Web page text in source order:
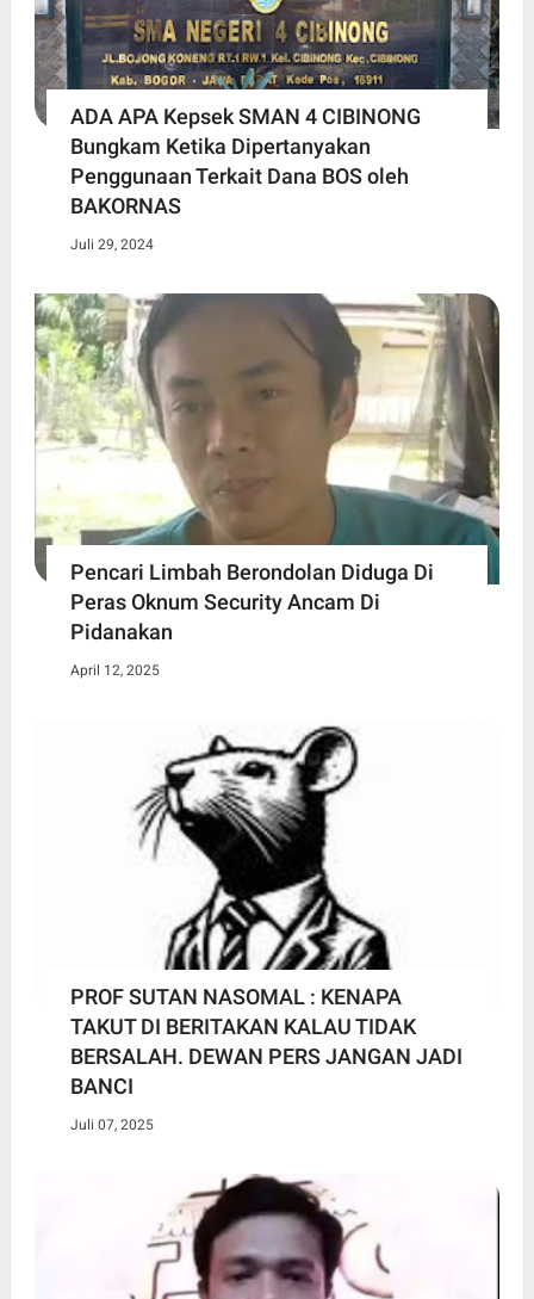
ADA APA Kepsek SMAN 4 CIBINONG
Bungkam Ketika Dipertanyakan
Penggunaan Terkait Dana BOS oleh
BAKORNAS
Juli 29, 2024
Pencari Limbah Berondolan Diduga Di
Peras Oknum Security Ancam Di
Pidanakan
April 12, 2025
PROF SUTAN NASOMAL : KENAPA
TAKUT DI BERITAKAN KALAU TIDAK
BERSALAH. DEWAN PERS JANGAN JADI
BANCI
Juli 07, 2025